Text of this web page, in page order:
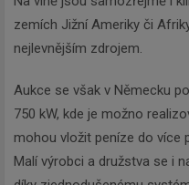
zemích Jižní Ameriky či
nejlevnějším zdrojem.
Aukce se však v Německu
750 kW, kde je možno
mohou vložit peníze do více
Malí výrobci a družstva se i